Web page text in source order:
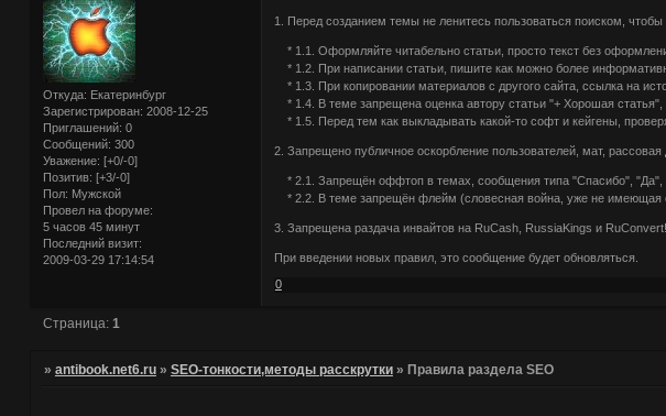
Откуда: Екатеринбург
Зарегистрирован: 2008-12-25
Приглашений: 0
Сообщений: 300
Уважение: [+0/-0]
Позитив: [+3/-0]
Пол: Мужской
Провел на форуме:
5 часов 45 минут
Последний визит:
2009-03-29 17:14:54
1. Перед созданием темы не ленитесь пользоваться поиском, чтобы
* 1.1. Оформляйте читабельно статьи, просто текст без
* 1.2. При написании статьи, пишите как можно более
* 1.3. При копировании материалов с другого сайта, ссылка на
* 1.4. В теме запрещена оценка автору статьи "+ Хорошая
* 1.5. Перед тем как выкладывать какой-то софт и кейгены,
2. Запрещено публичное оскорбление пользователей, мат,
* 2.1. Запрещён оффтоп в темах, сообщения типа "Спасибо", "Да",
* 2.2. В теме запрещён флейм (словесная война, уже не имеющая
3. Запрещена раздача инвайтов на RuCash, RussiaKings и
При введении новых правил, это сообщение будет обновляться.
0
Страница: 1
» antibook.net6.ru » SEO-тонкости,методы расскрутки » Правила раздела SEO